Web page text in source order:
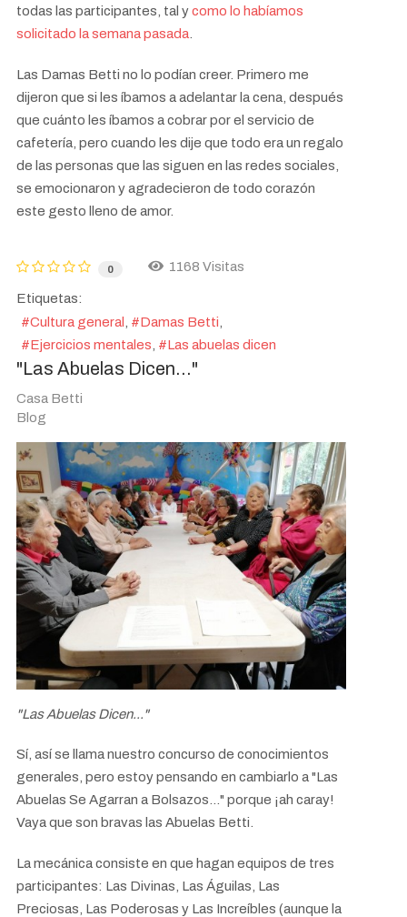
todas las participantes, tal ycomo lo habíamos
solicitado la semana pasada.
Las Damas Betti no lo podían creer. Primero me
dijeron que si les íbamos a adelantar la cena, después
que cuánto les íbamos a cobrar por el servicio de
cafetería, pero cuando les dije que todo era un regalo
de las personas que las siguen en las redes sociales,
se emocionaron y agradecieron de todo corazón
este gesto lleno de amor.
0 1168 Visitas
Etiquetas:
Cultura general
Damas Betti
Ejercicios mentales
Las abuelas dicen
"Las Abuelas Dicen..."
Casa Betti
Blog
"Las Abuelas Dicen..."
Sí, así se llama nuestro concurso de conocimientos
generales, pero estoy pensando en cambiarlo a "Las
Abuelas Se Agarran a Bolsazos..." porque ¡ah caray!
Vaya que son bravas las Abuelas Betti.
La mecánica consiste en que hagan equipos de tres
participantes: Las Divinas, Las Águilas, Las
Preciosas, Las Poderosas y Las Increíbles (aunque la